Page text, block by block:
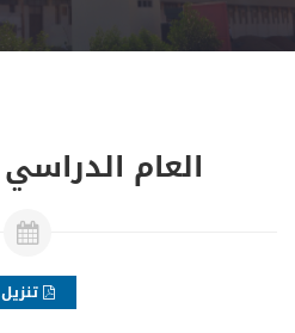
العام الدراسي
تنزيل